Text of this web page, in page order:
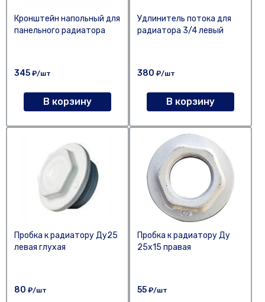
Кронштейн напольный для
панельного радиатора
345 ₽/шт
В корзину
Удлинитель потока для
радиатора 3/4 левый
380 ₽/шт
В корзину
Пробка к радиатору Ду25
левая глухая
80 ₽/шт
Пробка к радиатору Ду
25х15 правая
55 ₽/шт